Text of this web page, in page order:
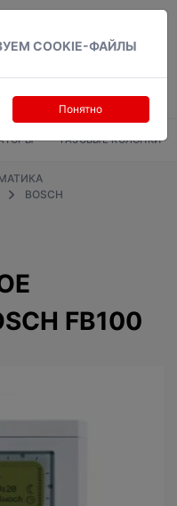
COOKIE-ФАЙЛЫ
Понятно
ГАЗОВЫЕ КОЛОНКИ
BOSCH
FB100